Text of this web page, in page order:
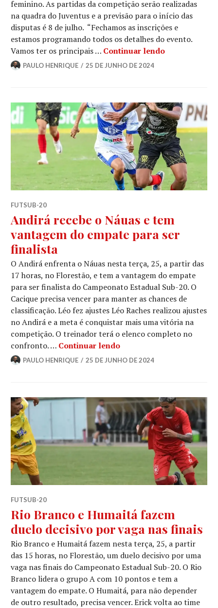
feminino. As partidas da competição serão realizadas
na quadra do Juventus e a previsão para o início das
disputas é 8 de julho. “Fechamos as inscrições e
estamos programando todos os detalhes do evento.
Vamos ter os principais … Continuar lendo
PAULO HENRIQUE 25 DE JUNHO DE 2024
FUTSUB-20
Andirá recebe o Náuas e tem
vantagem do empate para ser
finalista
O Andirá enfrenta o Náuas nesta terça, 25, a partir das
17 horas, no Florestão, e tem a vantagem do empate
para ser finalista do Campeonato Estadual Sub-20. O
Cacique precisa vencer para manter as chances de
classificação. Léo fez ajustes Léo Raches realizou ajustes
no Andirá e a meta é conquistar mais uma vitória na
competição. O treinador terá o elenco completo no
confronto. … Continuar lendo
PAULO HENRIQUE 25 DE JUNHO DE 2024
FUTSUB-20
Rio Branco e Humaitá fazem
duelo decisivo por vaga nas finais
Rio Branco e Humaitá fazem nesta terça, 25, a partir
das 15 horas, no Florestão, um duelo decisivo por uma
vaga nas finais do Campeonato Estadual Sub-20. O Rio
Branco lidera o grupo A com 10 pontos e tem a
vantagem do empate. O Humaitá, para não depender
de outro resultado, precisa vencer. Erick volta ao time